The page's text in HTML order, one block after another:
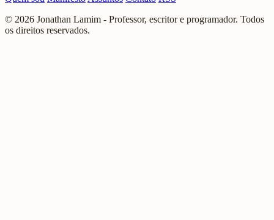
© 2026 Jonathan Lamim - Professor, escritor e programador. Todos
os direitos reservados.